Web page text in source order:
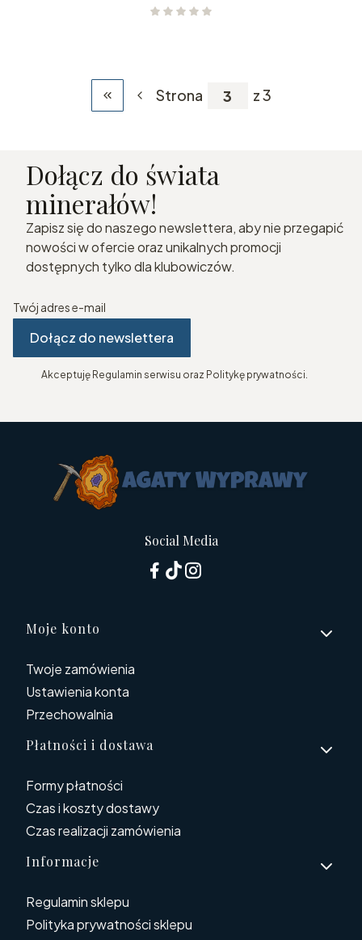
Wróć do pierwszej strony z produktami
Strona z 3
Dołącz do świata
minerałów!
Zapisz się do naszego newslettera, aby nie przegapić
nowości w ofercie oraz unikalnych promocji
dostępnych tylko dla klubowiczów.
Twój adres e-mail
Dołącz do newslettera
Akceptuję Regulamin serwisu oraz Politykę prywatności.
Social Media
Linki w stopce
Moje konto
Twoje zamówienia
Ustawienia konta
Przechowalnia
Płatności i dostawa
Formy płatności
Czas i koszty dostawy
Czas realizacji zamówienia
Informacje
Regulamin sklepu
Polityka prywatności sklepu